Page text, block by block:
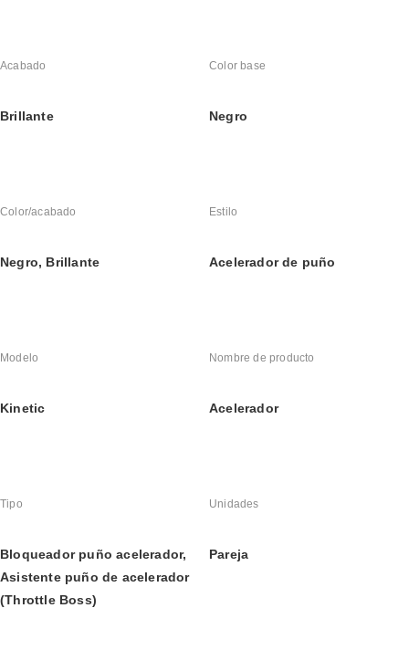
Acabado
Brillante
Color base
Negro
Color/acabado
Negro, Brillante
Estilo
Acelerador de puño
Modelo
Kinetic
Nombre de producto
Acelerador
Tipo
Bloqueador puño acelerador,
Asistente puño de acelerador
(Throttle Boss)
Unidades
Pareja